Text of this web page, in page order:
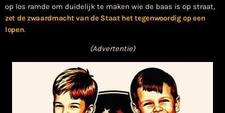
op los ramde om duidelijk te maken wie de baas is op straat,
zet de zwaardmacht van de Staat het tegenwoordig op een
lopen.
(Advertentie)